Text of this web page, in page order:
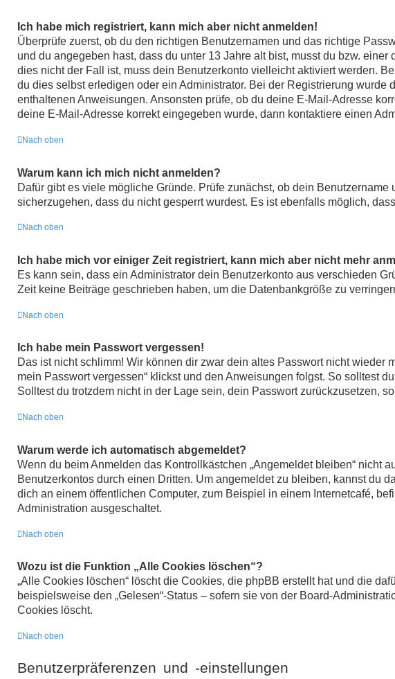
Ich habe mich registriert, kann mich aber nicht anmelden!
Überprüfe zuerst, ob du den richtigen Benutzernamen und das richtige
und du angegeben hast, dass du unter 13 Jahre alt bist, musst du bzw.
dies nicht der Fall ist, muss dein Benutzerkonto vielleicht aktiviert werden.
du dies selbst erledigen oder ein Administrator. Bei der Registrierung
enthaltenen Anweisungen. Ansonsten prüfe, ob du deine E-Mail-Adresse
deine E-Mail-Adresse korrekt eingegeben wurde, dann kontaktiere einen
Nach oben
Warum kann ich mich nicht anmelden?
Dafür gibt es viele mögliche Gründe. Prüfe zunächst, ob dein
sicherzugehen, dass du nicht gesperrt wurdest. Es ist ebenfalls möglich,
Nach oben
Ich habe mich vor einiger Zeit registriert, kann mich aber nicht mehr
Es kann sein, dass ein Administrator dein Benutzerkonto aus verschieden
Zeit keine Beiträge geschrieben haben, um die Datenbankgröße zu
Nach oben
Ich habe mein Passwort vergessen!
Das ist nicht schlimm! Wir können dir zwar dein altes Passwort nicht wieder
mein Passwort vergessen“ klickst und den Anweisungen folgst. So solltest
Solltest du trotzdem nicht in der Lage sein, dein Passwort zurückzusetzen,
Nach oben
Warum werde ich automatisch abgemeldet?
Wenn du beim Anmelden das Kontrollkästchen „Angemeldet bleiben“ nicht
Benutzerkontos durch einen Dritten. Um angemeldet zu bleiben, kannst du
dich an einem öffentlichen Computer, zum Beispiel in einem Internetcafé,
Administration ausgeschaltet.
Nach oben
Wozu ist die Funktion „Alle Cookies löschen“?
„Alle Cookies löschen“ löscht die Cookies, die phpBB erstellt hat und die
beispielsweise den „Gelesen“-Status – sofern sie von der Board-
Cookies löscht.
Nach oben
Benutzerpräferenzen und -einstellungen